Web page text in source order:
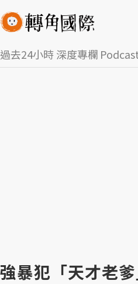
過去24小時深度專欄
強暴犯「天才老